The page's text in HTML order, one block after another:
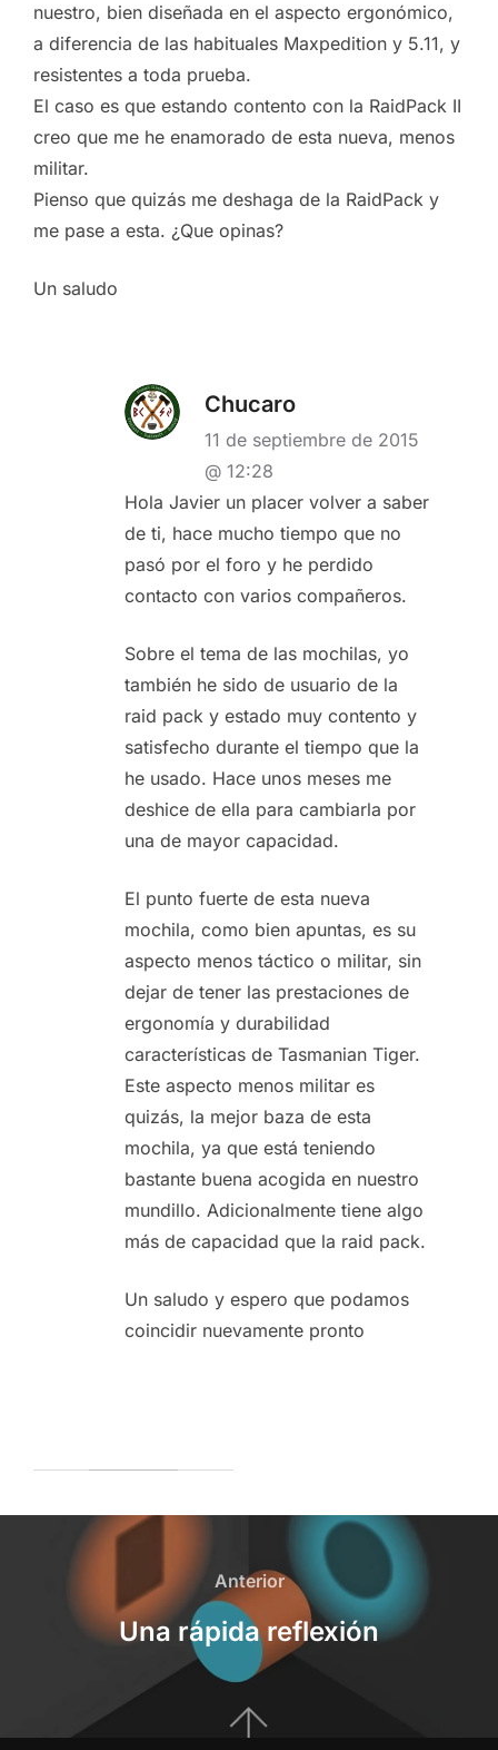
nuestro, bien diseñada en el aspecto ergonómico,
a diferencia de las habituales Maxpedition y 5.11, y
resistentes a toda prueba.
El caso es que estando contento con la RaidPack II
creo que me he enamorado de esta nueva, menos
militar.
Pienso que quizás me deshaga de la RaidPack y
me pase a esta. ¿Que opinas?
Un saludo
Chucaro
11 de septiembre de 2015
@ 12:28
Hola Javier un placer volver a saber
de ti, hace mucho tiempo que no
pasó por el foro y he perdido
contacto con varios compañeros.
Sobre el tema de las mochilas, yo
también he sido de usuario de la
raid pack y estado muy contento y
satisfecho durante el tiempo que la
he usado. Hace unos meses me
deshice de ella para cambiarla por
una de mayor capacidad.
El punto fuerte de esta nueva
mochila, como bien apuntas, es su
aspecto menos táctico o militar, sin
dejar de tener las prestaciones de
ergonomía y durabilidad
características de Tasmanian Tiger.
Este aspecto menos militar es
quizás, la mejor baza de esta
mochila, ya que está teniendo
bastante buena acogida en nuestro
mundillo. Adicionalmente tiene algo
más de capacidad que la raid pack.
Un saludo y espero que podamos
coincidir nuevamente pronto
Navegación
entradas
Anterior
Anterior
Una rápida reflexión